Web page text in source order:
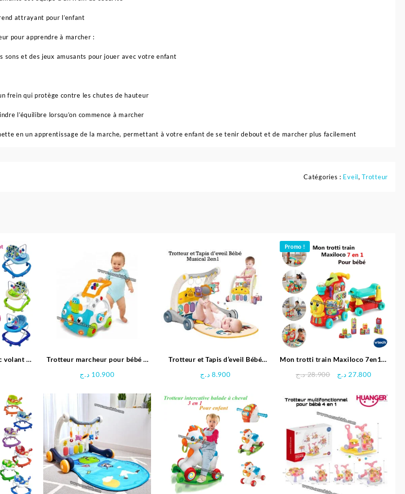
attrayant pour l’enfant
pour apprendre à marcher :
sons et des jeux amusants pour jouer avec votre enfant
frein qui protège contre les chutes de hauteur
l’équilibre lorsqu’on commence à marcher
en un apprentissage de la marche, permettant à votre enfant de se tenir debout et de marcher plus facilement
Catégories : Eveil,Trotteur
volant et
Trotteur marcheur pour bébé 3
10.900 د.ج
Trotteur et Tapis d’eveil Bébé
8.900 د.ج
Promo !
Mon trotti train Maxiloco 7en1 –
28.900 د.ج
Le
initial
était :
27.800 د.ج
Le
actuel
est :